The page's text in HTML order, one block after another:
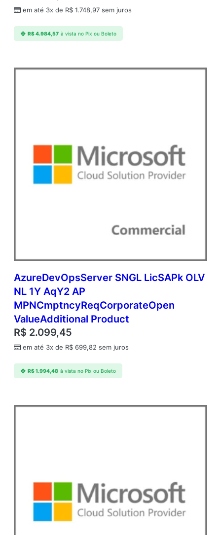
n
i
d
e
em até 3x de R$ 1.748,97 sem juros
R$4.984,57 à vista no Pix ou Boleto
AzureDevOpsServer SNGL LicSAPk OLV
NL 1Y AqY2 AP
MPNCmptncyReqCorporateOpen
ValueAdditional Product
R$ 2.099,45
em até 3x de R$ 699,82 sem juros
R$1.994,48 à vista no Pix ou Boleto